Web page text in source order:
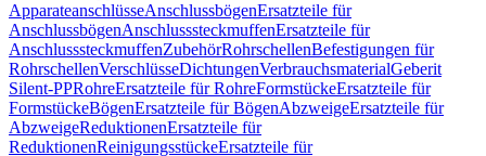
ApparateanschlüsseAnschlussbögenErsatzteile für
AnschlussbögenAnschlusssteckmuffenErsatzteile für
AnschlusssteckmuffenZubehörRohrschellenBefestigungen für
RohrschellenVerschlüsseDichtungenVerbrauchsmaterialGeberit
Silent-PPRohreErsatzteile für RohreFormstückeErsatzteile für
FormstückeBögenErsatzteile für BögenAbzweigeErsatzteile für
AbzweigeReduktionenErsatzteile für
ReduktionenReinigungsstückeErsatzteile für